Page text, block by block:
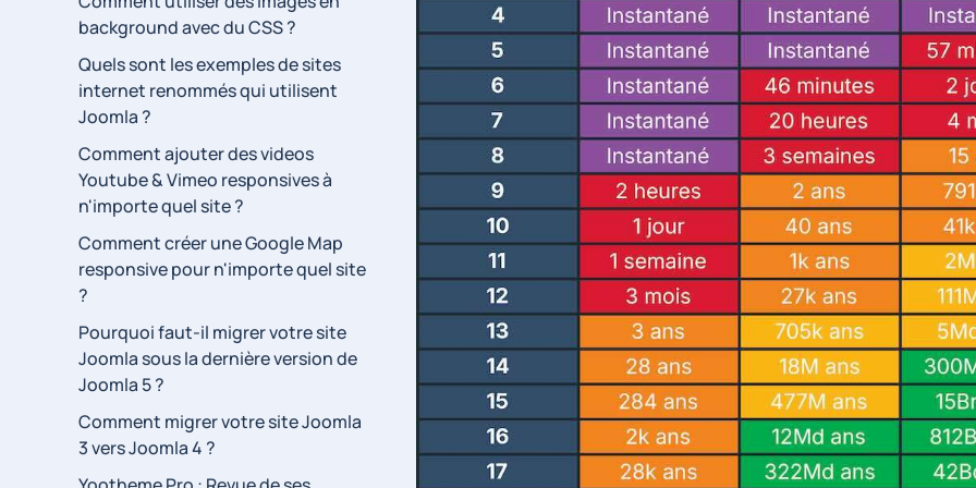
background avec du CSS ?
Quels sont les exemples de sites
internet renommés qui utilisent
Joomla ?
Comment ajouter des videos
Youtube & Vimeo responsives à
n'importe quel site ?
Comment créer une Google Map
responsive pour n'importe quel site
?
Pourquoi faut-il migrer votre site
Joomla sous la dernière version de
Joomla 5 ?
Comment migrer votre site Joomla
3 vers Joomla 4 ?